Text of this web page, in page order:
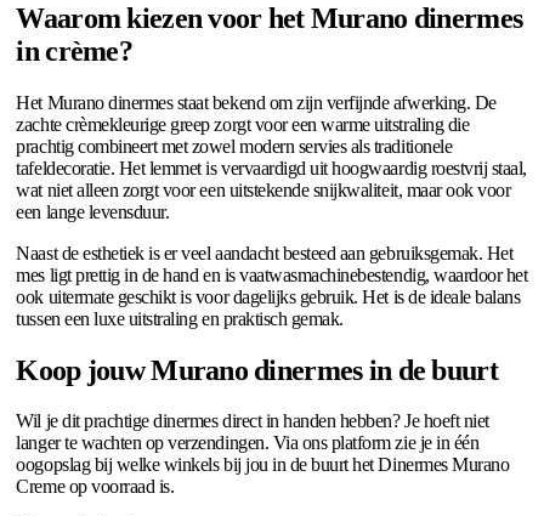
Waarom kiezen voor het Murano dinermes
in crème?
Het Murano dinermes staat bekend om zijn verfijnde afwerking. De
zachte crèmekleurige greep zorgt voor een warme uitstraling die
prachtig combineert met zowel modern servies als traditionele
tafeldecoratie. Het lemmet is vervaardigd uit hoogwaardig roestvrij staal,
wat niet alleen zorgt voor een uitstekende snijkwaliteit, maar ook voor
een lange levensduur.
Naast de esthetiek is er veel aandacht besteed aan gebruiksgemak. Het
mes ligt prettig in de hand en is vaatwasmachinebestendig, waardoor het
ook uitermate geschikt is voor dagelijks gebruik. Het is de ideale balans
tussen een luxe uitstraling en praktisch gemak.
Koop jouw Murano dinermes in de buurt
Wil je dit prachtige dinermes direct in handen hebben? Je hoeft niet
langer te wachten op verzendingen. Via ons platform zie je in één
oogopslag bij welke winkels bij jou in de buurt het Dinermes Murano
Creme op voorraad is.